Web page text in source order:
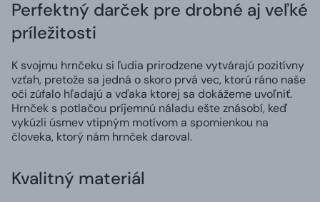
Perfektný darček pre drobné aj veľké
príležitosti
K svojmu hrnčeku si ľudia prirodzene vytvárajú pozitívny
vzťah, pretože sa jedná o skoro prvá vec, ktorú ráno naše
oči zúfalo hľadajú a vďaka ktorej sa dokážeme uvoľniť.
Hrnček s potlačou príjemnú náladu ešte znásobí, keď
vykúzli úsmev vtipným motívom a spomienkou na
človeka, ktorý nám hrnček daroval.
Kvalitný materiál